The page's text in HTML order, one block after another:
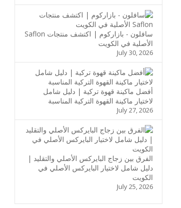
سافلون - بازاركوم | اكتشف منتجات Saflon
الأصلية في الكويت
July 30, 2026
أفضل ماكينة قهوة تركية | دليل شامل
لاختيار ماكينة القهوة التركية المناسبة
July 27, 2026
الفرق بين زجاج البايركس الأصلي والتقليد |
دليل شامل لاختيار البايركس الأصلي في
الكويت
July 25, 2026